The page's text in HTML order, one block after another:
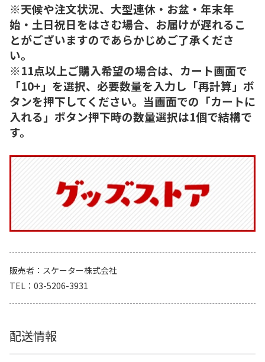
※天候や注文状況、大型連休・お盆・年末年
始・土日祝日をはさむ場合、お届けが遅れるこ
とがございますのであらかじめご了承くださ
い。
※11点以上ご購入希望の場合は、カート画面で
「10+」を選択、必要数量を入力し「再計算」ボ
タンを押下してください。当画面での「カートに
入れる」ボタン押下時の数量選択は1個で結構で
す。
販売者
スケーター株式会社
TEL
03-5206-3931
配送情報